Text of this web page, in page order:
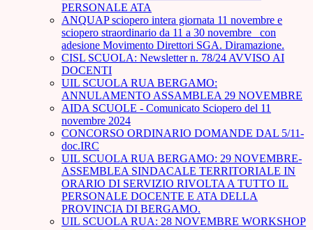
PERSONALE ATA
ANQUAP sciopero intera giornata 11 novembre e
sciopero straordinario da 11 a 30 novembre_ con
adesione Movimento Direttori SGA. Diramazione.
CISL SCUOLA: Newsletter n. 78/24 AVVISO AI
DOCENTI
UIL SCUOLA RUA BERGAMO:
ANNULAMENTO ASSAMBLEA 29 NOVEMBRE
AIDA SCUOLE - Comunicato Sciopero del 11
novembre 2024
CONCORSO ORDINARIO DOMANDE DAL 5/11-
doc.IRC
UIL SCUOLA RUA BERGAMO: 29 NOVEMBRE-
ASSEMBLEA SINDACALE TERRITORIALE IN
ORARIO DI SERVIZIO RIVOLTA A TUTTO IL
PERSONALE DOCENTE E ATA DELLA
PROVINCIA DI BERGAMO.
UIL SCUOLA RUA: 28 NOVEMBRE WORKSHOP